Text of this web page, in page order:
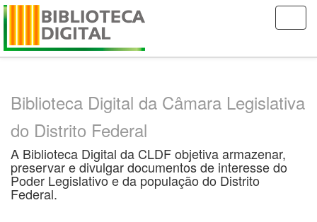
Skip
Biblioteca Digital da Câmara Legislativa
do Distrito Federal
A Biblioteca Digital da CLDF objetiva armazenar,
preservar e divulgar documentos de interesse do
Poder Legislativo e da população do Distrito
Federal.